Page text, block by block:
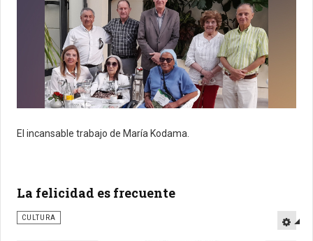
El incansable trabajo de María Kodama.
La felicidad es frecuente
CULTURA